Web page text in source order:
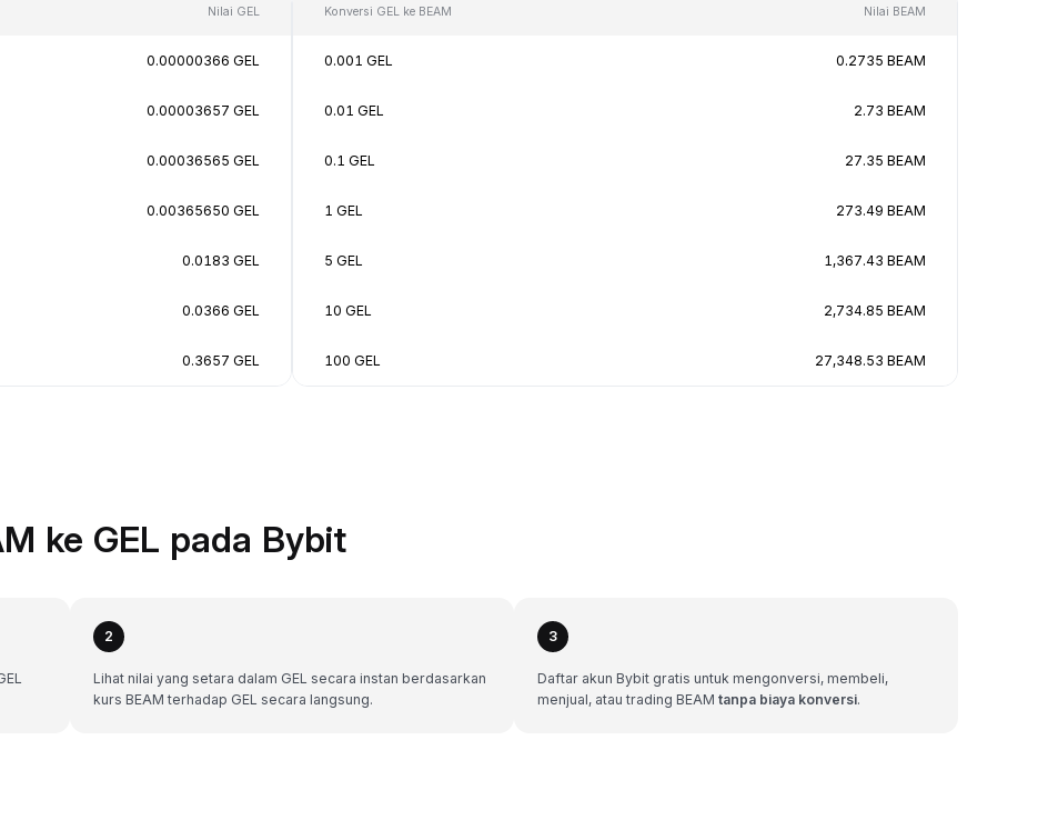
Nilai GEL
0.00000366 GEL
0.00003657 GEL
0.00036565 GEL
0.00365650 GEL
0.0183 GEL
0.0366 GEL
0.3657 GEL
Konversi GEL ke BEAM Nilai BEAM
0.001 GEL 0.2735 BEAM
0.01 GEL 2.73 BEAM
0.1 GEL 27.35 BEAM
1 GEL 273.49 BEAM
5 GEL 1,367.43 BEAM
10 GEL 2,734.85 BEAM
100 GEL 27,348.53 BEAM
ke GEL pada Bybit
2
Lihat nilai yang setara dalam GEL secara instan berdasarkan
kurs BEAM terhadap GEL secara langsung.
3
Daftar akun Bybit gratis untuk mengonversi, membeli,
menjual, atau trading BEAM tanpa biaya konversi.